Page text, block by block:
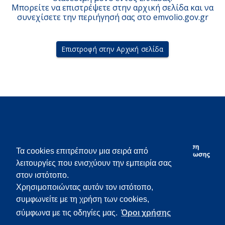
Τα cookies επιτρέπουν μια σειρά από
λειτουργίες που ενισχύουν την εμπειρία σας
στον ιστότοπο.
Χρησιμοποιώντας αυτόν τον ιστότοπο,
συμφωνείτε με τη χρήση των cookies,
σύμφωνα με τις οδηγίες μας. Όροι χρήσης
Μπορείτε να επιστρέψετε στην αρχική σελίδα και να
συνεχίσετε την περιήγησή σας στο emvolio.gov.gr
Επιστροφή στην Αρχική σελίδα